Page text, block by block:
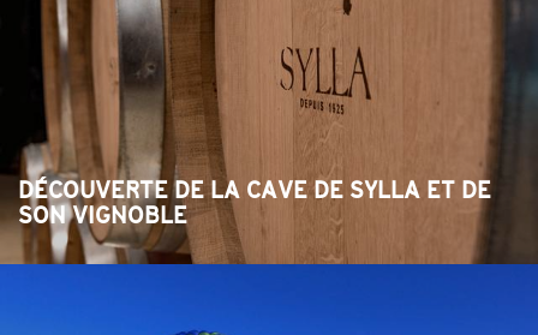
DÉCOUVERTE DE LA CAVE DE SYLLA ET DE
SON VIGNOBLE